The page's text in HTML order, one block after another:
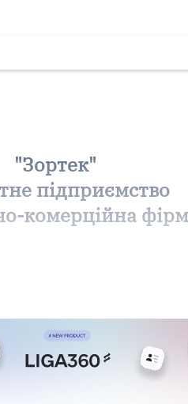
"Зортек"
підприємство
комерційна